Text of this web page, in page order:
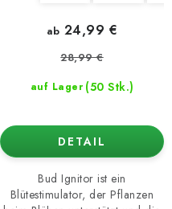
auf Lager (50 Stk.)
ab 24,99 €
28,99 €
DETAIL
Bud Ignitor ist ein
Blütestimulator, der Pflanzen